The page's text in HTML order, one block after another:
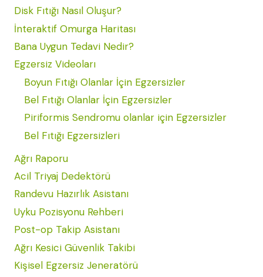
Disk Fıtığı Nasıl Oluşur?
İnteraktif Omurga Haritası
Bana Uygun Tedavi Nedir?
Egzersiz Videoları
Boyun Fıtığı Olanlar İçin Egzersizler
Bel Fıtığı Olanlar İçin Egzersizler
Piriformis Sendromu olanlar için Egzersizler
Bel Fıtığı Egzersizleri
Ağrı Raporu
Acil Triyaj Dedektörü
Randevu Hazırlık Asistanı
Uyku Pozisyonu Rehberi
Post-op Takip Asistanı
Ağrı Kesici Güvenlik Takibi
Kişisel Egzersiz Jeneratörü